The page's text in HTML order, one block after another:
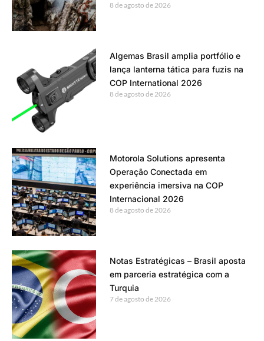
8 de agosto de 2026
Algemas Brasil amplia portfólio e
lança lanterna tática para fuzis na
COP International 2026
8 de agosto de 2026
Motorola Solutions apresenta
Operação Conectada em
experiência imersiva na COP
Internacional 2026
8 de agosto de 2026
Notas Estratégicas – Brasil aposta
em parceria estratégica com a
Turquia
7 de agosto de 2026